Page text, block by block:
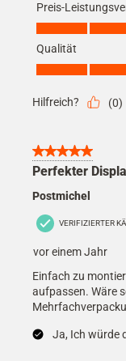
Preis-
Preis-
Qualität
Qualität, 4.0 von 5
Hilfreich? (0)
5 von 5 Sternen.
Perfekter
Postmichel
VERIFIZIERTER
vor einem Jahr
Einfach zu
aufpassen. Wäre
Ja, Ich würde